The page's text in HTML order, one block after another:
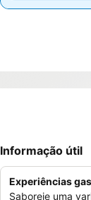
Informação útil
Experiências
Saboreie uma